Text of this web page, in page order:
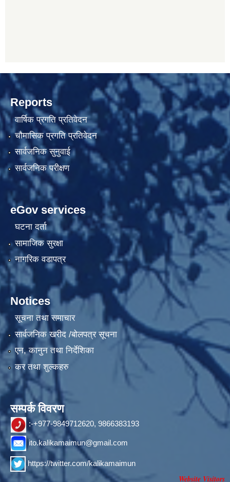
Reports
वार्षिक प्रगति प्रतिवेदन
चौमासिक प्रगति प्रतिवेदन
सार्वजनिक सुनुवाई
सार्वजनिक परीक्षण
eGov services
घटना दर्ता
सामाजिक सुरक्षा
नागरिक वडापत्र
Notices
सूचना तथा समाचार
सार्वजनिक खरीद /बोलपत्र सूचना
एन, कानुन तथा निर्देशिका
कर तथा शुल्कहरु
सम्पर्क विवरण
:-+977-9849712620, 9866383193
ito.kalikamaimun@gmail.com
https://twitter.com/kalikamaimun
Website Visitors